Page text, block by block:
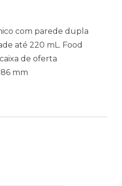
com parede dupla
até 220 mL. Food
de oferta
mm